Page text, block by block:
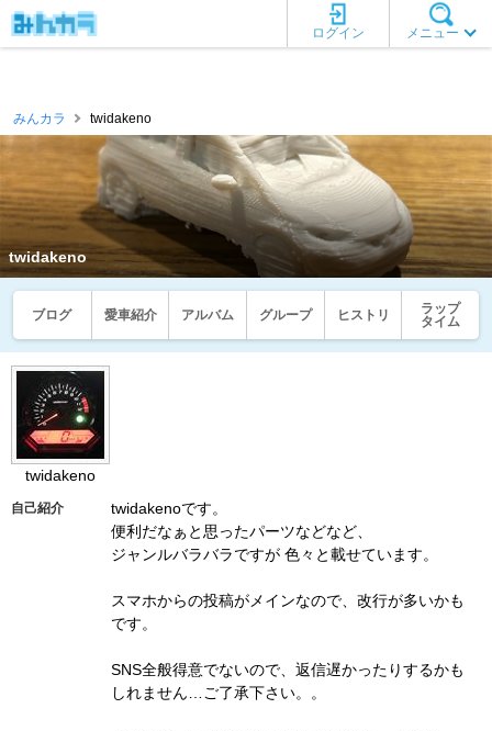
メニュー
ログイン
みんカラ twidakeno
twidakeno
ブログ 愛車紹介 アルバム グループ ヒストリ
ラップ
タイム
twidakeno
自己紹介
twidakenoです。
便利だなぁと思ったパーツなどなど、
ジャンルバラバラですが 色々と載せています。
スマホからの投稿がメインなので、改行が多いかも
です。
SNS全般得意でないので、返信遅かったりするかも
しれません…ご了承下さい。。